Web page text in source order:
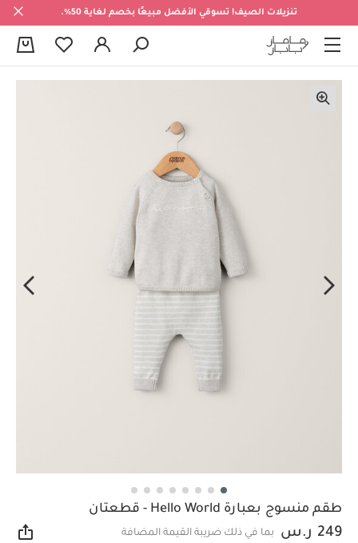
تنزيلات الصيف! تسوقي الأفضل مبيعًا بخصم لغاية 50%.
طقم منسوج بعبارة Hello World - قطعتان
249 ر.س بما في ذلك ضريبة القيمة المضافة